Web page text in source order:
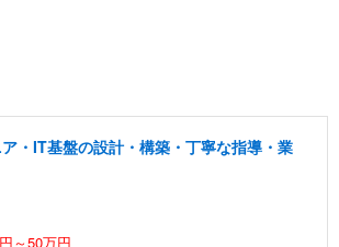
・IT基盤の設計・構築・丁寧な指導・業
～50万円